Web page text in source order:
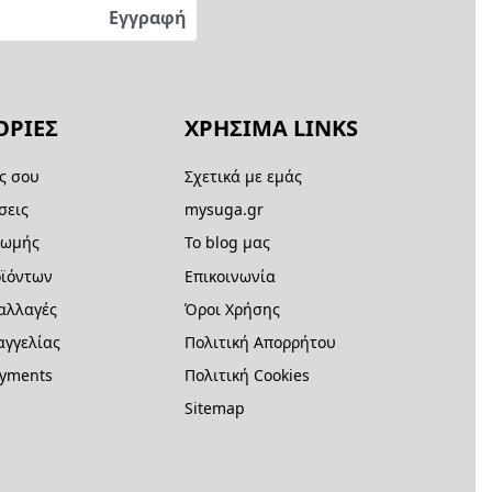
σου
ΧΡΗΣΙΜΑ LINKS
Σχετικά με εμάς
mysuga.gr
Το blog μας
Επικοινωνία
Όροι Χρήσης
Πολιτική Απορρήτου
Πολιτική Cookies
Sitemap